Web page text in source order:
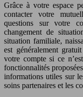
Grâce à votre espace
contacter votre
questions sur votre
changement de
situation familiale,
est généralement
votre compte si ce
fonctionnalités
informations utiles sur
soins partenaires et les